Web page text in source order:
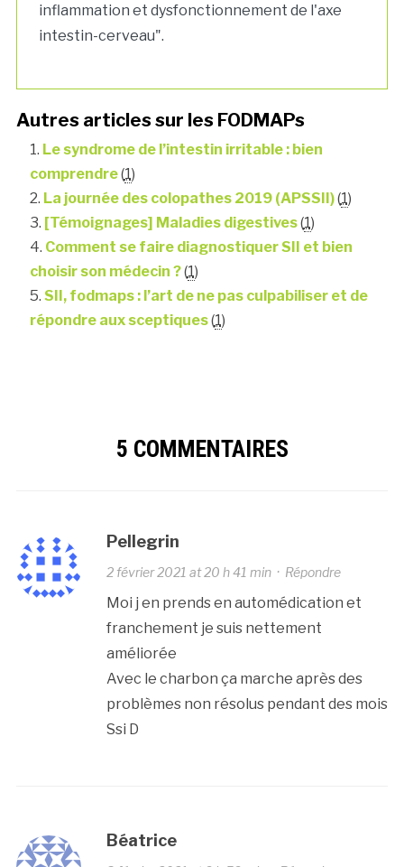
inflammation et dysfonctionnement de l'axe
intestin-cerveau".
Autres articles sur les FODMAPs
Le syndrome de l’intestin irritable : bien
comprendre(1)
La journée des colopathes 2019 (APSSII)(1)
[Témoignages] Maladies digestives(1)
Comment se faire diagnostiquer SII et bien
choisir son médecin ?(1)
SII, fodmaps : l’art de ne pas culpabiliser et de
répondre aux sceptiques(1)
5 COMMENTAIRES
Pellegrin
2 février 2021 at 20 h 41 min· Répondre
Moi j en prends en automédication et
franchement je suis nettement
améliorée
Avec le charbon ça marche après des
problèmes non résolus pendant des mois
Ssi D
Béatrice